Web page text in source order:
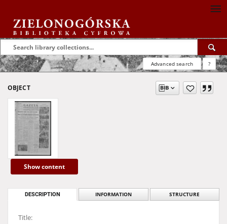
Advanced search ?
OBJECT
Show content
DESCRIPTION INFORMATION STRUCTURE
Title: